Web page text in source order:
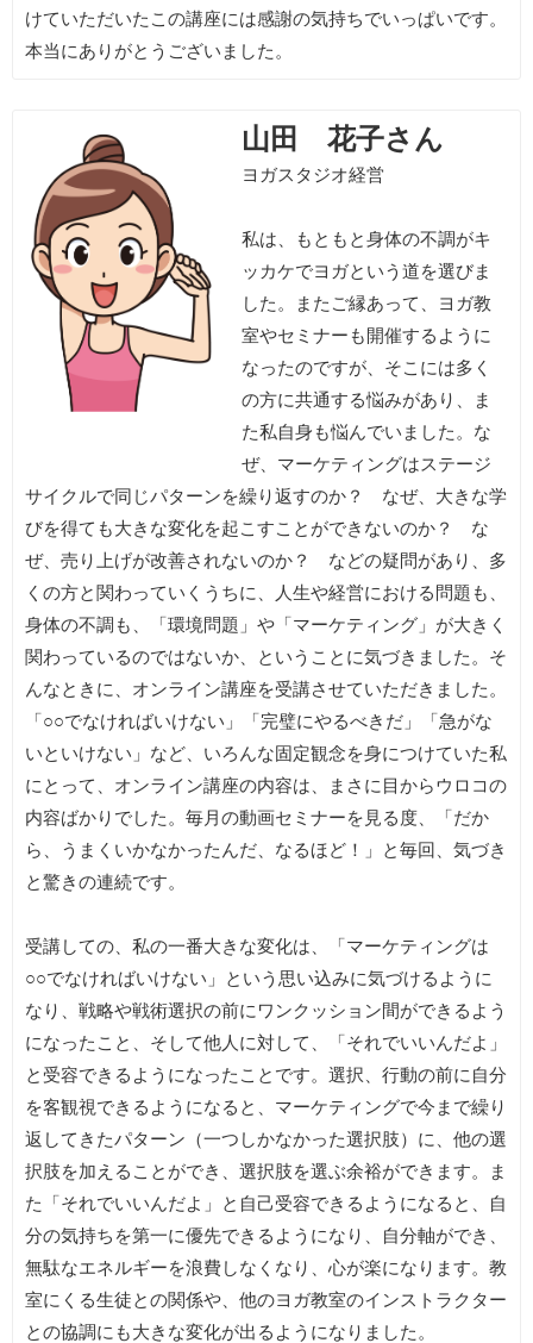
けていただいたこの講座には感謝の気持ちでいっぱいです。
本当にありがとうございました。
山田 花子さん
ヨガスタジオ経営
私は、もともと身体の不調がキ
ッカケでヨガという道を選びま
した。またご縁あって、ヨガ教
室やセミナーも開催するように
なったのですが、そこには多く
の方に共通する悩みがあり、ま
た私自身も悩んでいました。な
ぜ、マーケティングはステージ
サイクルで同じパターンを繰り返すのか？ なぜ、大きな学
びを得ても大きな変化を起こすことができないのか？ な
ぜ、売り上げが改善されないのか？ などの疑問があり、多
くの方と関わっていくうちに、人生や経営における問題も、
身体の不調も、「環境問題」や「マーケティング」が大きく
関わっているのではないか、ということに気づきました。そ
んなときに、オンライン講座を受講させていただきました。
「○○でなければいけない」「完璧にやるべきだ」「急がな
いといけない」など、いろんな固定観念を身につけていた私
にとって、オンライン講座の内容は、まさに目からウロコの
内容ばかりでした。毎月の動画セミナーを見る度、「だか
ら、うまくいかなかったんだ、なるほど！」と毎回、気づき
と驚きの連続です。
受講しての、私の一番大きな変化は、「マーケティングは
○○でなければいけない」という思い込みに気づけるように
なり、戦略や戦術選択の前にワンクッション間ができるよう
になったこと、そして他人に対して、「それでいいんだよ」
と受容できるようになったことです。選択、行動の前に自分
を客観視できるようになると、マーケティングで今まで繰り
返してきたパターン（一つしかなかった選択肢）に、他の選
択肢を加えることができ、選択肢を選ぶ余裕ができます。ま
た「それでいいんだよ」と自己受容できるようになると、自
分の気持ちを第一に優先できるようになり、自分軸ができ、
無駄なエネルギーを浪費しなくなり、心が楽になります。教
室にくる生徒との関係や、他のヨガ教室のインストラクター
との協調にも大きな変化が出るようになりました。